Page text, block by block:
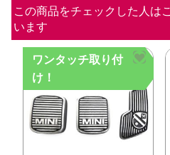
で
適
応)
この商品をチェックした人は
います
ワンタッチ取り付
け！